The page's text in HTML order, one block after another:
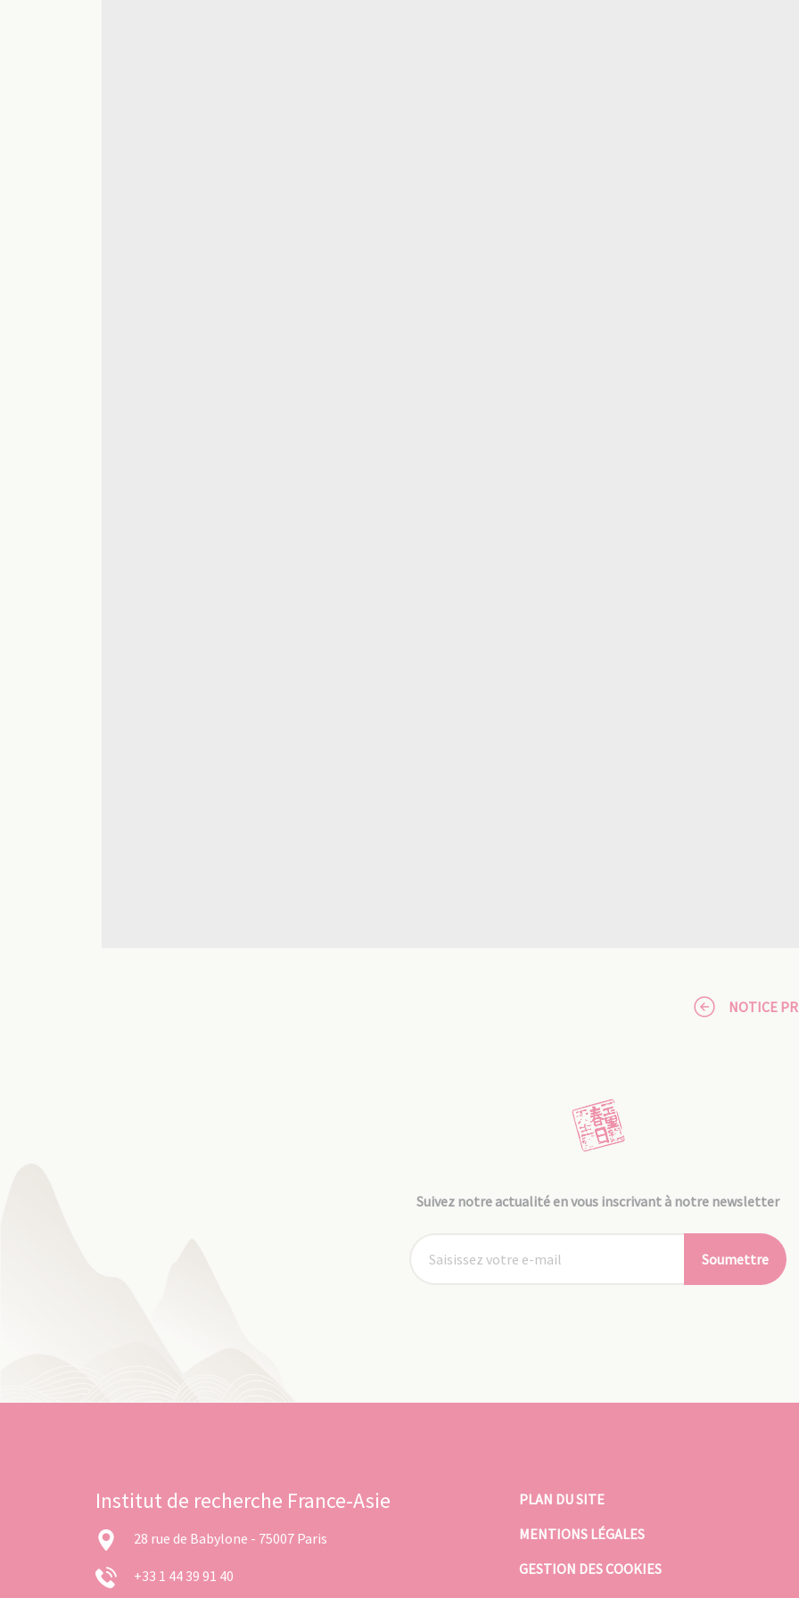
NOTICE
Suivez notre actualité en vous inscrivant à notre newsletter
Soumettre
Institut de recherche France-Asie
28 rue de Babylone - 75007 Paris
+33 1 44 39 91 40
PLAN DU SITE
MENTIONS LÉGALES
GESTION DES COOKIES